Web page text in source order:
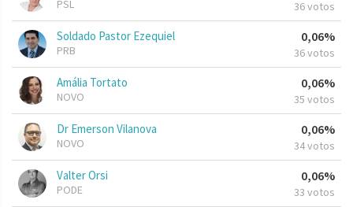
PSL 36 votos
Soldado Pastor Ezequiel
PRB
0,06%
36 votos
Amália Tortato
NOVO
0,06%
35 votos
Dr Emerson Vilanova
NOVO
0,06%
34 votos
Valter Orsi
PODE
0,06%
33 votos